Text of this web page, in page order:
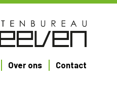
Over ons Contact